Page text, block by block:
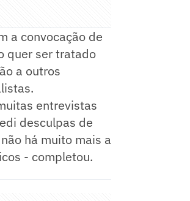
a convocação de
quer ser tratado
a outros
entrevistas
desculpas de
há muito mais a
- completou.